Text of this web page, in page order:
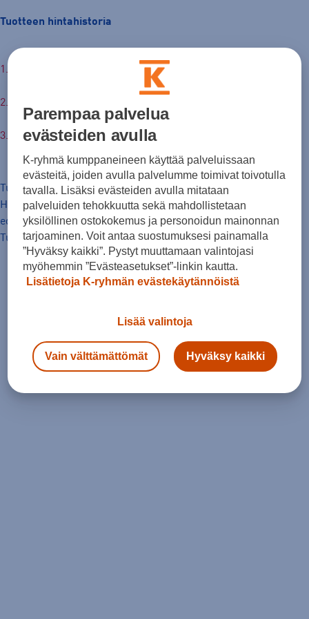
Tuotteen hintahistoria
Hinta verkossa
Normaalihinta: 300,00 €
Tuotteen hinta nyt
Hinta, jolla tavaraa on markkinoitu hinnanalennusta
edeltäneiden 30 päivän aikana.
Tuotteen normaalihinta
Parempaa palvelua
evästeiden avulla
K-ryhmä kumppaneineen käyttää palveluissaan
evästeitä, joiden avulla palvelumme toimivat toivotulla
tavalla. Lisäksi evästeiden avulla mitataan
palveluiden tehokkuutta sekä mahdollistetaan
yksilöllinen ostokokemus ja personoidun mainonnan
tarjoaminen. Voit antaa suostumuksesi painamalla
”Hyväksy kaikki”. Pystyt muuttamaan valintojasi
myöhemmin ”Evästeasetukset”-linkin kautta.
Lisätietoja K-ryhmän evästekäytännöistä
Lisää valintoja
Vain välttämättömät Hyväksy kaikki